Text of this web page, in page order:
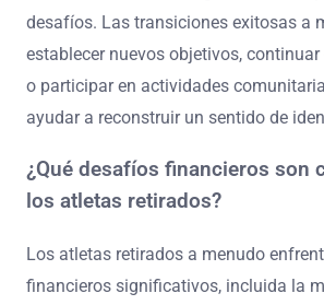
desafíos. Las transiciones exitosas a
establecer nuevos objetivos,
o participar en actividades
ayudar a reconstruir un sentido de
¿Qué desafíos financieros son
los atletas retirados?
Los atletas retirados a menudo
financieros significativos, incluida la